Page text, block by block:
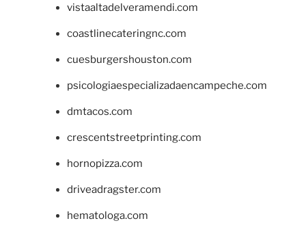
vistaaltadelveramendi.com
coastlinecateringnc.com
cuesburgershouston.com
psicologiaespecializadaencampeche.com
dmtacos.com
crescentstreetprinting.com
hornopizza.com
driveadragster.com
hematologa.com